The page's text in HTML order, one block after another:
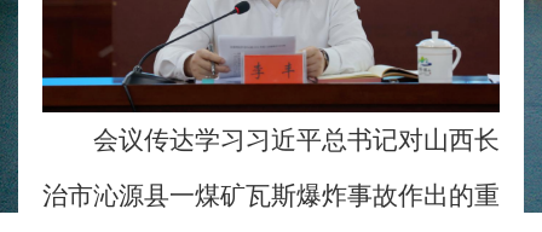
会议传达学习习近平总书记对山西长
治市沁源县一煤矿瓦斯爆炸事故作出的重